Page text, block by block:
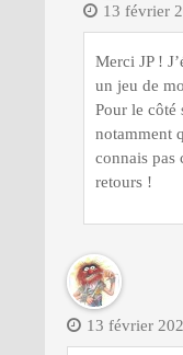
13 février
Merci JP !
un jeu de
Pour le côté
notamment
connais pas
retours !
13 février